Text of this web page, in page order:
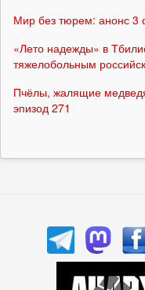
Мир без тюрем: анонс 3
«Лето надежды» в
тяжелобольным
Пчёлы, жалящие
эпизод 271